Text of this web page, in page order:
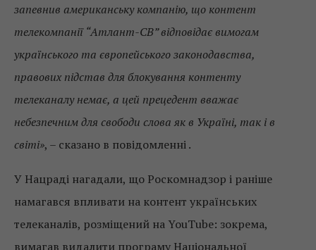
запевнив американську компанію, що контент
телекомпанії “Атлант-СВ” відповідає вимогам
українського та європейського законодавства,
правових підстав для блокування контенту
телеканалу немає, а цей прецедент вважає
небезпечним для свободи слова як в Україні, так і в
світі», – сказано в повідомленні .
У Нацраді нагадали, що Роскомнадзор і раніше
намагався впливати на контент українських
телеканалів, розміщений на YouTube: зокрема,
вимагав видалити програму Національної